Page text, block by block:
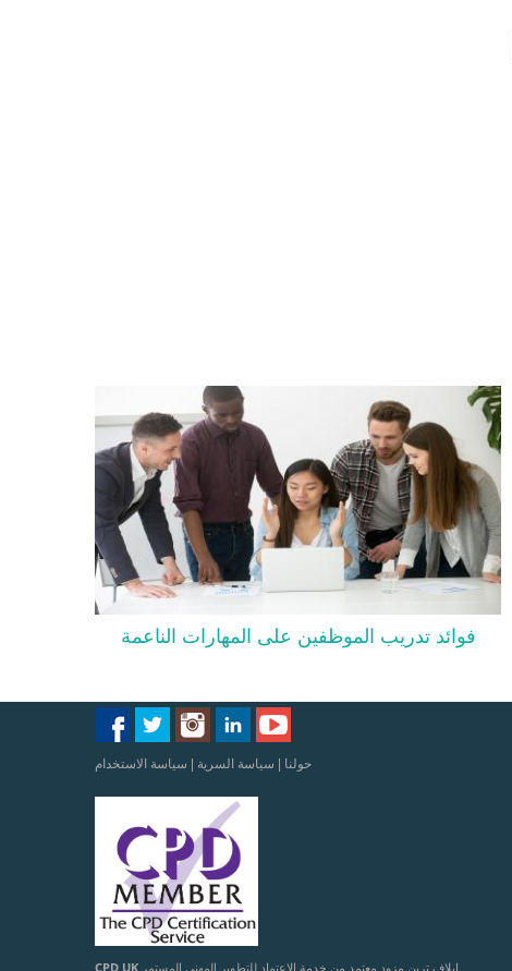
فوائد تدريب الموظفين على المهارات الناعمة
حولنا | سياسة السرية | سياسة الاستخدام
إيلاف ترين مزود معتمد من خدمة الاعتماد للتطوير المهني المستمر CPD UK